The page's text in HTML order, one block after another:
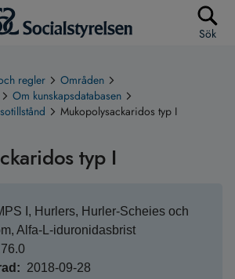
Sök
regler
Områden
Om kunskapsdatabasen
Mukopolysackaridos typ I
typ I
I, Hurlers, Hurler-Scheies och
Alfa-L-iduronidasbrist
2018-09-28